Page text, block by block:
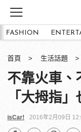
FASHION
首頁 生活話題
不靠火車、
「大拇指
isCar! 2016年2月09日